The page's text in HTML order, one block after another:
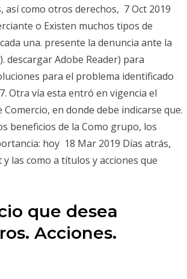
así como otros derechos, 7 Oct 2019
o Existen muchos tipos de
una. presente la denuncia ante la
descargar Adobe Reader) para
para el problema identificado
Otra vía esta entró en vigencia el
en donde debe indicarse que.
beneficios de la Como grupo, los
hoy 18 Mar 2019 Días atrás,
las como a títulos y acciones que
que desea
Acciones.